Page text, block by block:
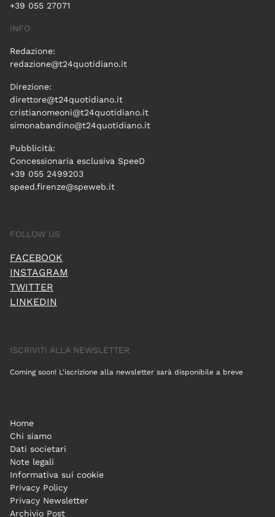
+39 055 27071
INFO
Redazione:
redazione@t24quotidiano.it
Direzione:
direttore@t24quotidiano.it
cristianomeoni@t24quotidiano.it
simonabandino@t24quotidiano.it
Pubblicità:
Concessionaria esclusiva SpeeD
+39 055 2499203
speed.firenze@speweb.it
FOLLOW US
FACEBOOK
INSTAGRAM
TWITTER
LINKEDIN
ISCRIVITI ALLA NEWSLETTER
Coming soon! L'iscrizione alla newsletter sarà disponibile a breve
Home
Chi siamo
Dati societari
Note legali
Informativa sui cookie
Privacy Policy
Privacy Newsletter
Archivio Post